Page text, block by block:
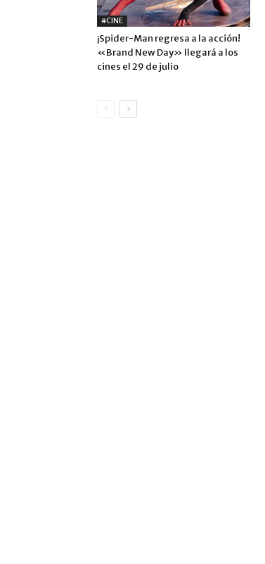
#CINE
¡Spider-Man regresa a la acción!
«Brand New Day» llegará a los
cines el 29 de julio